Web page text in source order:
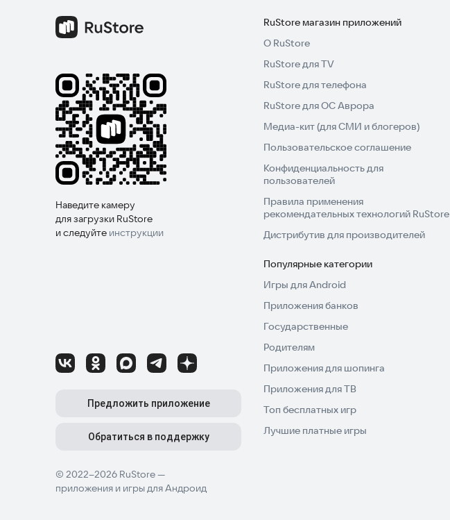
Наведите камеру
для загрузки RuStore
и следуйте инструкции
© 2022–2026 RuStore —
приложения и игры для Андроид
Предложить приложение
Обратиться в поддержку
RuStore магазин приложений
О RuStore
RuStore для TV
RuStore для телефона
RuStore для ОС Аврора
Медиа-кит (для СМИ и блогеров)
Пользовательское соглашение
Конфиденциальность для
пользователей
Правила применения
рекомендательных технологий RuStore
Дистрибутив для производителей
Популярные категории
Игры для Android
Приложения банков
Государственные
Родителям
Приложения для шопинга
Приложения для ТВ
Топ бесплатных игр
Лучшие платные игры